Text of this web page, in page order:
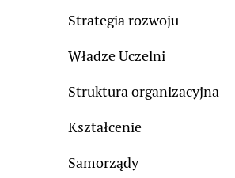
Strategia rozwoju
Władze Uczelni
Struktura organizacyjna
Kształcenie
Samorządy